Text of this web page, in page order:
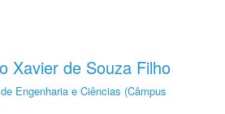
Xavier de Souza Filho
Engenharia e Ciências (Câmpus